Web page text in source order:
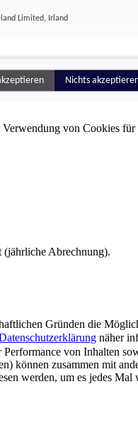
von Cookies für
(jährliche Abrechnung).
Gründen die
näher
von Inhalten
können zusammen mit
werden, um es jedes
Limited, Irland
Nichts